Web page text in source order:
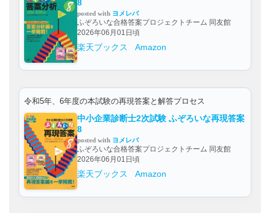
8
posted with ヨメレバ
ふぞろいな合格答案プロジェクトチーム 同友館
2026年06月01日頃
楽天ブックス Amazon
令和5年、6年度の本試験の再現答案と解答プロセス
中小企業診断士2次試験 ふぞろいな再現答案
8
posted with ヨメレバ
ふぞろいな合格答案プロジェクトチーム 同友館
2026年06月01日頃
楽天ブックス Amazon